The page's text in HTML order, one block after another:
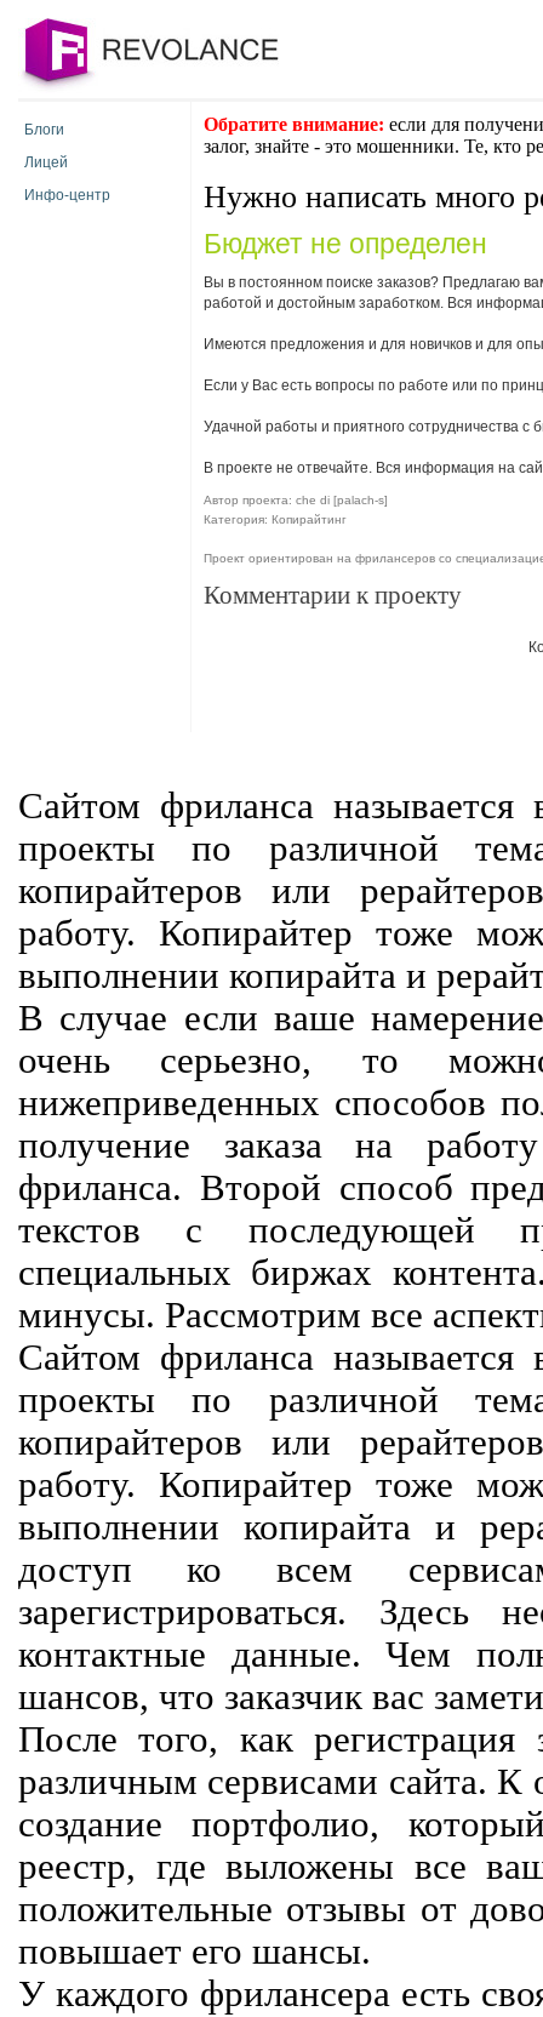
Блоги
Лицей
Инфо-центр
Обратите внимание: если для
залог, знайте - это мошенники. Те, кто
Нужно написать много
Бюджет не определен
Вы в постоянном поиске заказов? Предлагаю
работой и достойным заработком. Вся
Имеются предложения и для новичков и для
Если у Вас есть вопросы по работе или по
Удачной работы и приятного сотрудничества с
В проекте не отвечайте. Вся информация на
Автор проекта: che di [palach-s]
Категория: Копирайтинг
Проект ориентирован на фрилансеров со
Комментарии к проекту
Сайтом фриланса называется
проекты по различной
копирайтеров или
работу. Копирайтер тоже
выполнении копирайта и
В случае если ваше
очень серьезно, то
нижеприведенных способов
получение заказа на
фриланса. Второй способ
текстов с последующей
специальных биржах
минусы. Рассмотрим все
Сайтом фриланса называется
проекты по различной
копирайтеров или
работу. Копирайтер тоже
выполнении копирайта и
доступ ко всем
зарегистрироваться. Здесь
контактные данные. Чем
шансов, что заказчик вас
После того, как регистрация
различным сервисами сайта. К
создание портфолио,
реестр, где выложены все
положительные отзывы от
повышает его шансы.
У каждого фрилансера есть